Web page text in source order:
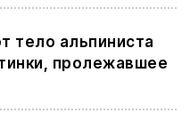
тело альпиниста
пролежавшее